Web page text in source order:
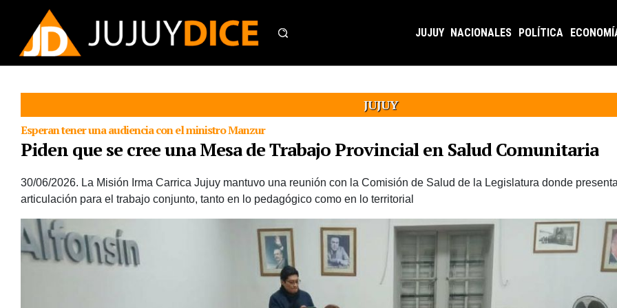
JUJUY NACIONALES POLÍTICA
JUJUY
Esperan tener una audiencia con el ministro Manzur
Piden que se cree una Mesa de Trabajo Provincial en Salud Comunitaria
30/06/2026. La Misión Irma Carrica Jujuy mantuvo una reunión con la Comisión de Salud de la Legislatura donde
articulación para el trabajo conjunto, tanto en lo pedagógico como en lo territorial